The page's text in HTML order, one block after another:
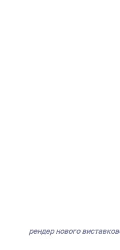
рендер нового